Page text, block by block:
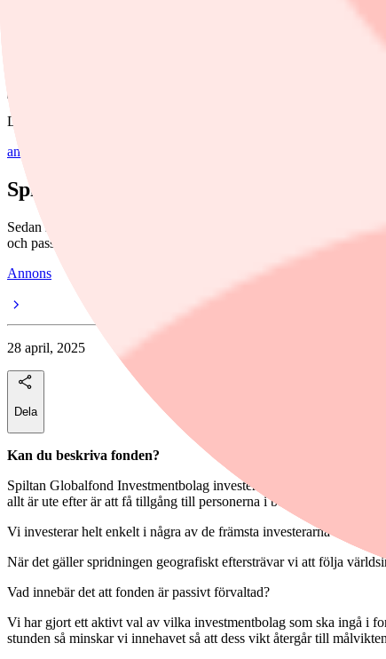
Detta är en betald annons
annons
Spiltan Globalfond Investmentbolag –
Sedan 2016 har Spiltan Globalfond Investmentbolag erbjudit ett
och passiv förvaltning ger både kvalitet och kostnadseffektivitet.
Annons
28 april, 2025
Dela
Kan du beskriva fonden?
Spiltan Globalfond Investmentbolag investerar i investmentbolag
allt är ute efter är att få tillgång till personerna i bolagen som
Vi investerar helt enkelt i några av de främsta investerarna över
När det gäller spridningen geografiskt eftersträvar vi att följa
Vad innebär det att fonden är passivt förvaltad?
Vi har gjort ett aktivt val av vilka investmentbolag som ska ingå i
stunden så minskar vi innehavet så att dess vikt återgår till